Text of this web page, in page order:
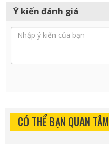
Ý kiến đánh giá
CÓ THỂ BẠN QUAN TÂM